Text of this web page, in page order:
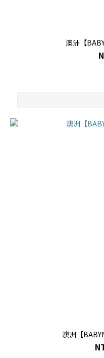
澳洲【
澳洲【